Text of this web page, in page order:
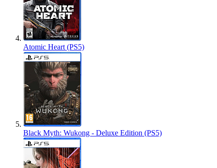
Atomic Heart (PS5)
Black Myth: Wukong - Deluxe Edition (PS5)